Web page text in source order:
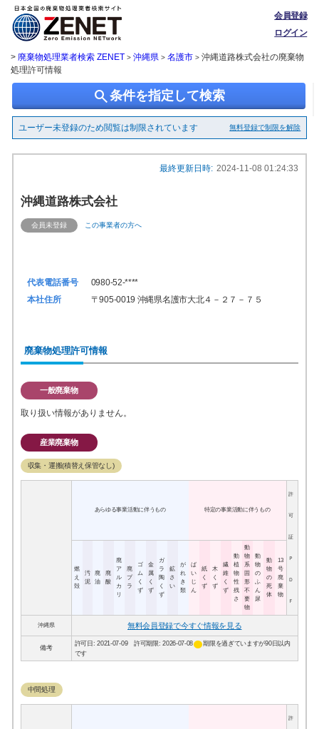
会員登録
ログイン
> 廃棄物処理業者検索 ZENET > 沖縄県 > 名護市> 沖縄道路株式会社の廃棄物
処理許可情報
search条件を指定して検索
ユーザー未登録のため閲覧は制限されています 無料登録で制限を解除
最終更新日時: 2024-11-08 01:24:33
沖縄道路株式会社
会員未登録 この事業者の方へ
代表電話番号
0980-52-****
本社住所
〒905-0019 沖縄県名護市大北４－２７－７５
廃棄物処理許可情報
一般廃棄物
取り扱い情報がありません。
産業廃棄物
収集・運搬(積替え保管なし)
あらゆる事業活動に伴うもの 特定の事業活動に伴うもの
許
可
証
Ｐ
Ｄ
Ｆ
燃
え
殻
汚
泥
廃
油
廃
酸
廃
ア
ル
カ
リ
廃
プ
ラ
ゴ
ム
く
ず
金
属
く
ず
ガ
ラ
陶
く
ず
鉱
さ
い
が
れ
き
類
ば
い
じ
ん
紙
く
ず
木
く
ず
繊
維
く
ず
動
植
物
性
残
さ
動
物
系
固
形
不
要
物
動
物
の
ふ
ん
尿
動
物
の
死
体
13
号
廃
棄
物
沖縄県 無料会員登録で今すぐ情報を見る
備考
許可日: 2021-07-09 許可期限: 2026-07-08circle期限を過ぎていますが90日以内
です
中間処理
許